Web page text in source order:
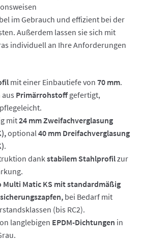
im Gebrauch und effizient bei der
Außerdem lassen sie sich mit
individuell an Ihre Anforderungen
mit einer Einbautiefe von 70 mm.
Primärrohstoffgefertigt,
mit24 mm Zweifachverglasung
optional 40 mm Dreifachverglasung
.
dank stabilem Stahlprofilzur
Multi Matic KS mit standardmäßig
bei Bedarf mit
(bis RC2).
langlebigen EPDM-Dichtungen in